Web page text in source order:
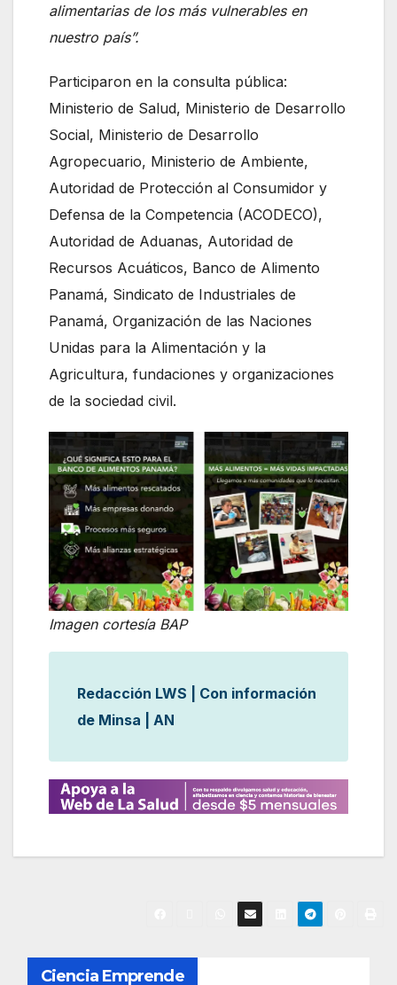
alimentarias de los más vulnerables en
nuestro país”.
Participaron en la consulta pública:
Ministerio de Salud, Ministerio de Desarrollo
Social, Ministerio de Desarrollo
Agropecuario, Ministerio de Ambiente,
Autoridad de Protección al Consumidor y
Defensa de la Competencia (ACODECO),
Autoridad de Aduanas, Autoridad de
Recursos Acuáticos, Banco de Alimento
Panamá, Sindicato de Industriales de
Panamá, Organización de las Naciones
Unidas para la Alimentación y la
Agricultura, fundaciones y organizaciones
de la sociedad civil.
Imagen cortesía BAP
Redacción LWS | Con información
de Minsa | AN
N
Ciencia Emprende